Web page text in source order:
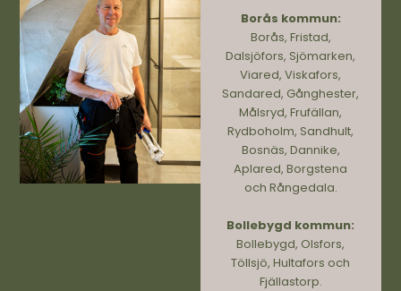
Borås kommun:
Borås, Fristad,
Dalsjöfors, Sjömarken,
Viared, Viskafors,
Sandared, Gånghester,
Målsryd, Frufällan,
Rydboholm, Sandhult,
Bosnäs, Dannike,
Aplared, Borgstena
och Rångedala.
Bollebygd kommun:
Bollebygd, Olsfors,
Töllsjö, Hultafors och
Fjällastorp.